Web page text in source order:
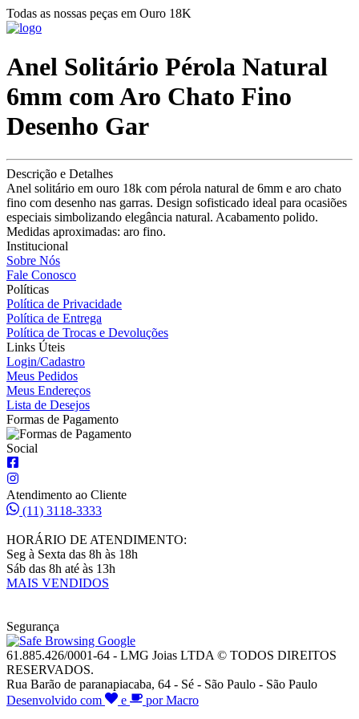
Todas as nossas peças em Ouro 18K
Anel Solitário Pérola Natural
6mm com Aro Chato Fino
Desenho Gar
Descrição e Detalhes
Anel solitário em ouro 18k com pérola natural de 6mm e aro chato
fino com desenho nas garras. Design sofisticado ideal para ocasiões
especiais simbolizando elegância natural. Acabamento polido.
Medidas aproximadas: aro fino.
Institucional
Sobre Nós
Fale Conosco
Políticas
Política de Privacidade
Política de Entrega
Política de Trocas e Devoluções
Links Úteis
Login/Cadastro
Meus Pedidos
Meus Endereços
Lista de Desejos
Formas de Pagamento
Social
Atendimento ao Cliente
(11) 3118-3333
HORÁRIO DE ATENDIMENTO:
Seg à Sexta das 8h às 18h
Sáb das 8h até às 13h
MAIS VENDIDOS
Segurança
61.885.426/0001-64 - LMG Joias LTDA © TODOS DIREITOS
RESERVADOS.
Rua Barão de paranapiacaba, 64 - Sé - São Paulo - São Paulo
Desenvolvido com
e por Macro